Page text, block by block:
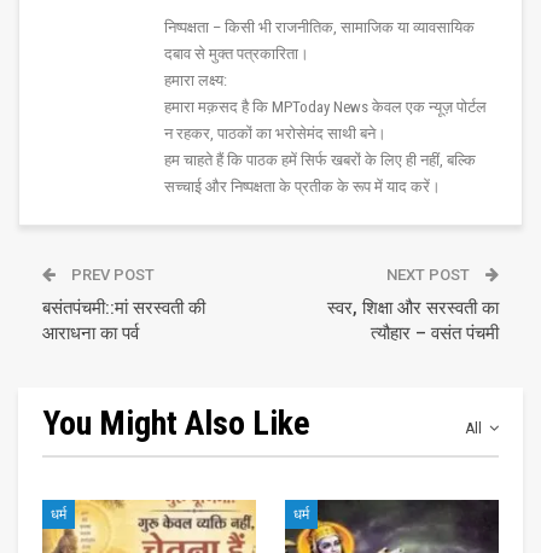
निष्पक्षता – किसी भी राजनीतिक, सामाजिक या व्यावसायिक
दबाव से मुक्त पत्रकारिता।
हमारा लक्ष्य:
हमारा मक़सद है कि MPToday News केवल एक न्यूज़ पोर्टल
न रहकर, पाठकों का भरोसेमंद साथी बने।
हम चाहते हैं कि पाठक हमें सिर्फ खबरों के लिए ही नहीं, बल्कि
सच्चाई और निष्पक्षता के प्रतीक के रूप में याद करें।
PREV POST
बसंतपंचमी::मां सरस्वती की
आराधना का पर्व
NEXT POST
स्वर, शिक्षा और सरस्वती का
त्यौहार – वसंत पंचमी
All
You Might Also Like
धर्म धर्म